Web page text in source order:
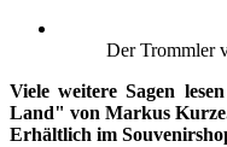
Der Trommler
Viele weitere Sagen
Land" von Markus
Erhältlich im